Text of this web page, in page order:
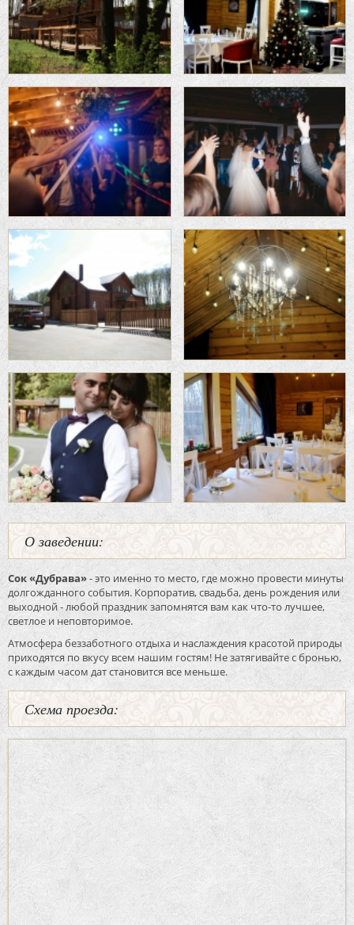
О заведении:
Сок «Дубрава»- это именно то место, где можно провести минуты
долгожданного события. Корпоратив, свадьба, день рождения или
выходной - любой праздник запомнятся вам как что-то лучшее,
светлое и неповторимое.
Атмосфера беззаботного отдыха и наслаждения красотой природы
приходятся по вкусу всем нашим гостям! Не затягивайте с бронью,
с каждым часом дат становится все меньше.
Схема проезда: